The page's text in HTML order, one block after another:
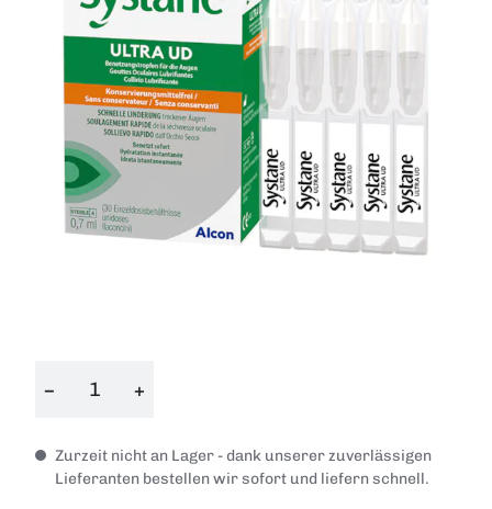
− +
Zurzeit nicht an Lager - dank unserer zuverlässigen
Lieferanten bestellen wir sofort und liefern schnell.